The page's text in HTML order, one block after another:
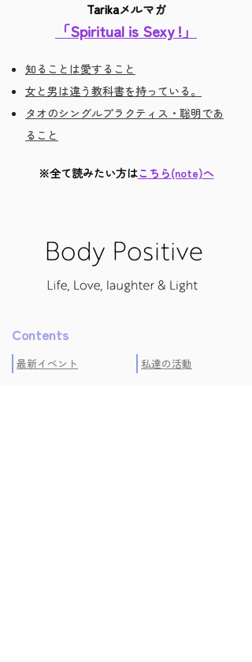
Tarikaメルマガ
「Spiritual is Sexy !」
知ることは愛すること
女と男は違う教科書を持っている。
タオのシングルプラクティス・聡明であ
ること
※全て読みたい方はこちら(note)へ
Contents
最新イベント 私達の活動